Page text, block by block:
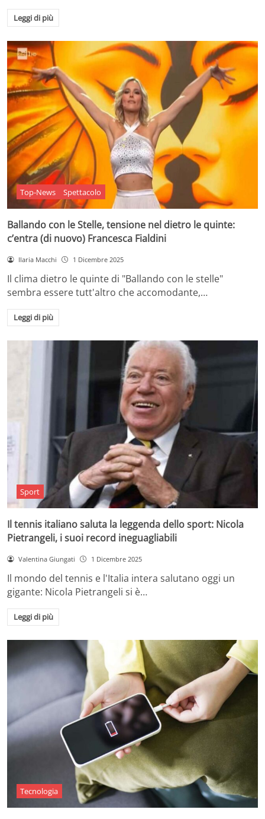
Leggi di più
Top-News Spettacolo
Ballando con le Stelle, tensione nel dietro le quinte:
c’entra (di nuovo) Francesca Fialdini
Ilaria Macchi 1 Dicembre 2025
Il clima dietro le quinte di "Ballando con le stelle"
sembra essere tutt'altro che accomodante,…
Leggi di più
Sport
Il tennis italiano saluta la leggenda dello sport: Nicola
Pietrangeli, i suoi record ineguagliabili
Valentina Giungati 1 Dicembre 2025
Il mondo del tennis e l'Italia intera salutano oggi un
gigante: Nicola Pietrangeli si è…
Leggi di più
Tecnologia